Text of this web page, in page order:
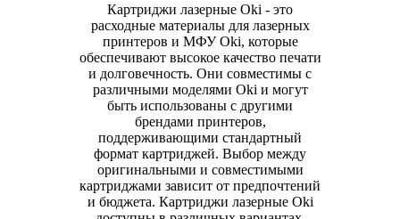
Картриджи лазерные Oki - это
расходные материалы для лазерных
принтеров и МФУ Oki, которые
обеспечивают высокое качество печати
и долговечность. Они совместимы с
различными моделями Oki и могут
быть использованы с другими
брендами принтеров,
поддерживающими стандартный
формат картриджей. Выбор между
оригинальными и совместимыми
картриджами зависит от предпочтений
и бюджета. Картриджи лазерные Oki